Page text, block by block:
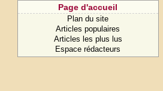
Page d'accueil
Plan du site
Articles populaires
Articles les plus lus
Espace rédacteurs